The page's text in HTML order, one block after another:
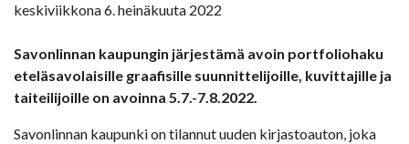
keskiviikkona 6. heinäkuuta 2022
Savonlinnan kaupungin järjestämä avoin portfoliohaku
eteläsavolaisille graafisille suunnittelijoille, kuvittajille ja
taiteilijoille on avoinna 5.7.-7.8.2022.
Savonlinnan kaupunki on tilannut uuden kirjastoauton, joka